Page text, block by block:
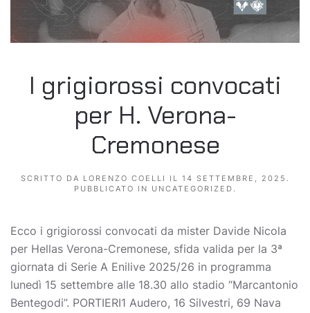
I grigiorossi convocati
per H. Verona-
Cremonese
SCRITTO DA LORENZO COELLI IL 14 SETTEMBRE, 2025 .
PUBBLICATO IN UNCATEGORIZED .
Ecco i grigiorossi convocati da mister Davide Nicola
per Hellas Verona-Cremonese, sfida valida per la 3ª
giornata di Serie A Enilive 2025/26 in programma
lunedì 15 settembre alle 18.30 allo stadio “Marcantonio
Bentegodi”. PORTIERI1 Audero, 16 Silvestri, 69 Nava